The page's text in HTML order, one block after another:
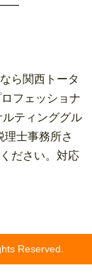
ら関西トータ
フェッショナ
ティンググル
理士事務所さ
ださい。対応
Reserved.